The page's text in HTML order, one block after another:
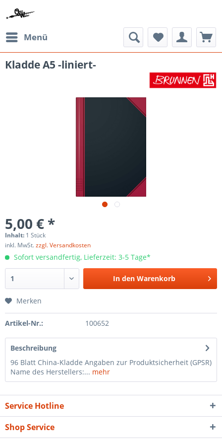
Menü
Kladde A5 -liniert-
5,00 € *
Inhalt: 1 Stück
inkl. MwSt.zzgl. Versandkosten
Sofort versandfertig, Lieferzeit: 3-5 Tage*
In den Warenkorb
Merken
Artikel-Nr.: 100652
Beschreibung
96 Blatt China-Kladde Angaben zur Produktsicherheit (GPSR)
Name des Herstellers:... mehr
Service Hotline
Shop Service